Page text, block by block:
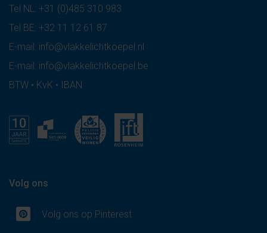
Tel NL: +31 (0)485 310 983
Tel BE: +32 11 12 61 87
E-mail: info@vlakkelichtkoepel.nl
E-mail: info@vlakkelichtkoepel.be
BTW • KvK • IBAN
Volg ons
Volg ons op Pinterest